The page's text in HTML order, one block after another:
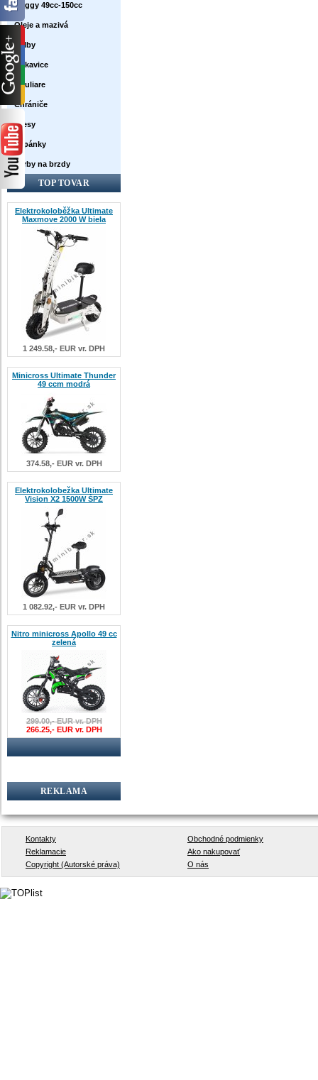
Buggy 49cc-150cc
Oleje a mazivá
Prilby
Rukavice
Okuliare
Chrániče
Dresy
Topánky
Farby na brzdy
TOP TOVAR
Elektrokoloběžka Ultimate
Maxmove 2000 W biela
1 249.58,- EUR vr. DPH
Minicross Ultimate Thunder
49 ccm modrá
374.58,- EUR vr. DPH
Elektrokolobežka Ultimate
Vision X2 1500W ŠPZ
1 082.92,- EUR vr. DPH
Nitro minicross Apollo 49 cc
zelená
299.00,- EUR vr. DPH
266.25,- EUR vr. DPH
REKLAMA
Kontakty
Obchodné podmienky
Reklamacie
Ako nakupovať
Copyright (Autorské práva)
O nás